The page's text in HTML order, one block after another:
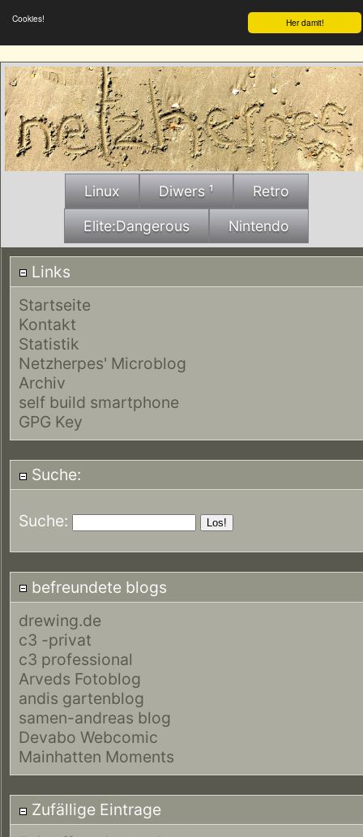
Her damit!
Cookies!
Linux Diwers ¹ Retro
Elite:Dangerous Nintendo
Links
Startseite
Kontakt
Statistik
Netzherpes' Microblog
Archiv
self build smartphone
GPG Key
Suche:
Suche:
befreundete blogs
drewing.de
c3 -privat
c3 professional
Arveds Fotoblog
andis gartenblog
samen-andreas blog
Devabo Webcomic
Mainhatten Moments
Zufällige Eintrage